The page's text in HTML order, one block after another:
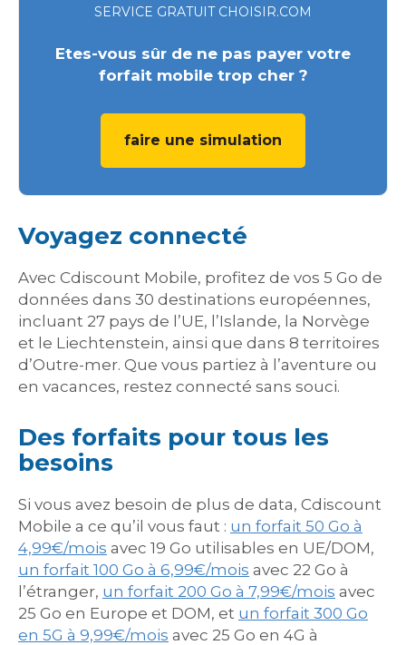
SERVICE GRATUIT CHOISIR.COM
Etes-vous sûr de ne pas payer votre
forfait mobile trop cher ?
faire une simulation
Voyagez connecté
Avec Cdiscount Mobile, profitez de vos 5 Go de
données dans 30 destinations européennes,
incluant 27 pays de l’UE, l’Islande, la Norvège
et le Liechtenstein, ainsi que dans 8 territoires
d’Outre-mer. Que vous partiez à l’aventure ou
en vacances, restez connecté sans souci.
Des forfaits pour tous les
besoins
Si vous avez besoin de plus de data, Cdiscount
Mobile a ce qu’il vous faut : un forfait 50 Go à
4,99€/mois avec 19 Go utilisables en UE/DOM,
un forfait 100 Go à 6,99€/mois avec 22 Go à
l’étranger, un forfait 200 Go à 7,99€/mois avec
25 Go en Europe et DOM, et un forfait 300 Go
en 5G à 9,99€/mois avec 25 Go en 4G à